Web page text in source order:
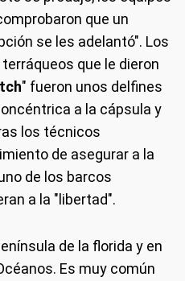
que un
se les adelantó". Los
que le dieron
" fueron unos delfines
a la cápsula y
los técnicos
de asegurar a la
de los barcos
a la "libertad".
de la florida y en
Es muy común